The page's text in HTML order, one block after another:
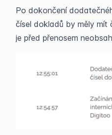
Po dokončení
čísel dokladů by měly mít
je před přenosem